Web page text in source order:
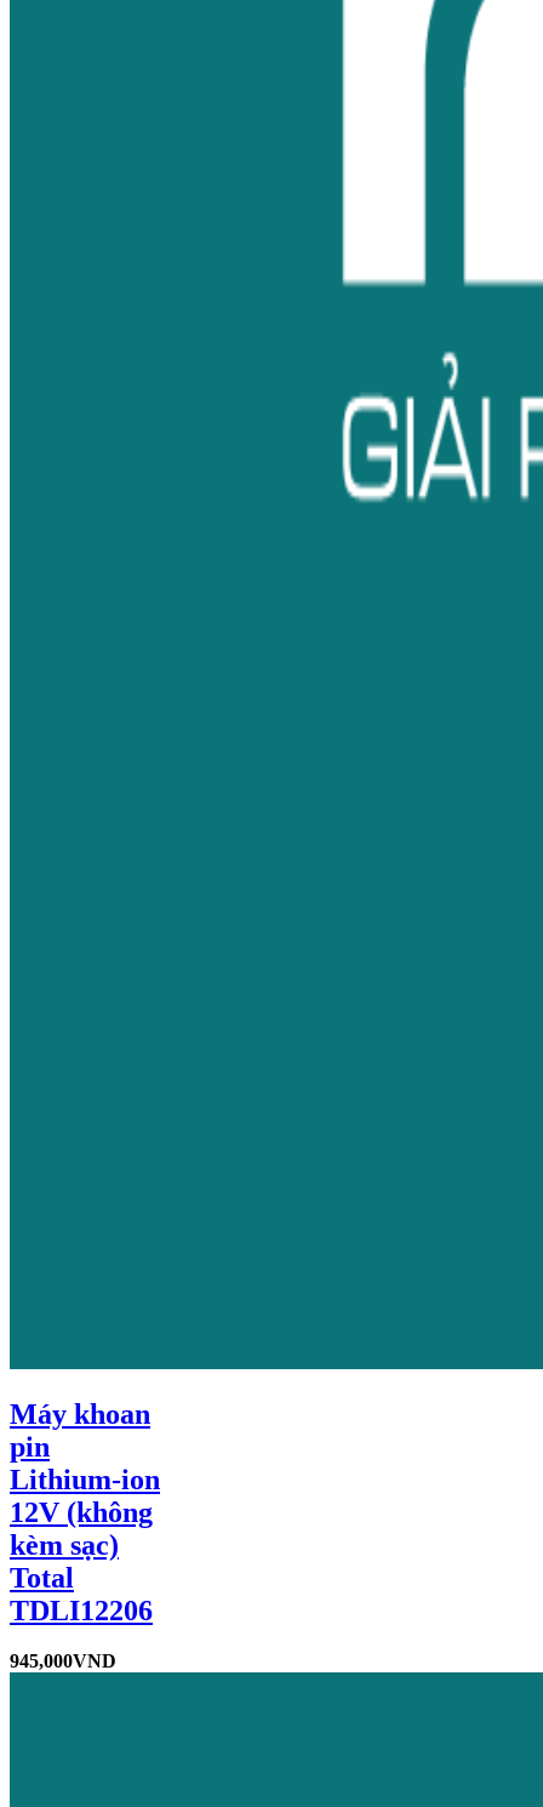
Máy khoan
pin
Lithium-ion
12V (không
kèm sạc)
Total
TDLI12206
945,000VND